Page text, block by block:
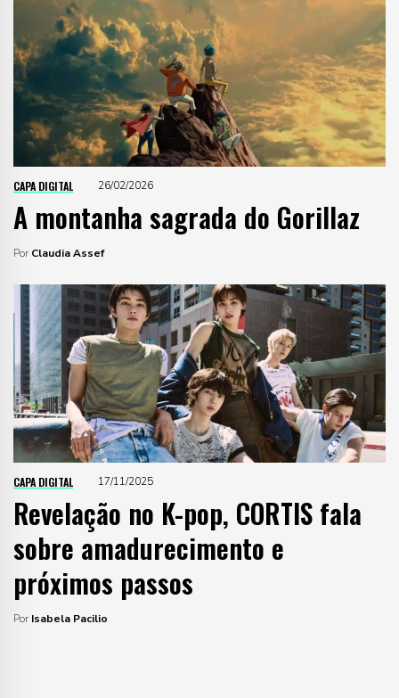
CAPA DIGITAL 26/02/2026
A montanha sagrada do Gorillaz
Por Claudia Assef
CAPA DIGITAL 17/11/2025
Revelação no K-pop, CORTIS fala
sobre amadurecimento e
próximos passos
Por Isabela Pacilio